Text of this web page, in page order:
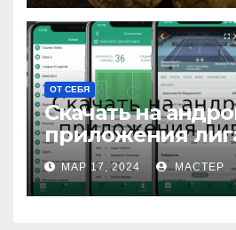
ОТ СЕБЯ
Скачать на
приложения
МАР 17, 2024 МАСТЕР